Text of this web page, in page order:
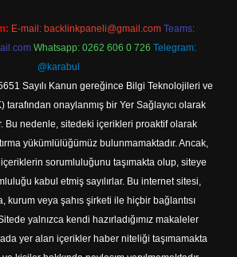
E-mail: backlinkpaneli@gmail.com Teams:
Whatsapp: 0262 606 0 726 Telegram:
@karabul
Sayılı Kanun gereğince Bilgi Teknolojileri ve
tarafından onaylanmış bir Yer Sağlayıcı olarak
Bu nedenle, sitedeki içerikleri proaktif olarak
yükümlülüğümüz bulunmamaktadır. Ancak,
sorumluluğunu taşımakta olup, siteye
kabul etmiş sayılırlar. Bu internet sitesi,
kurum veya şahıs şirketi ile hiçbir bağlantısı
yalnızca kendi hazırladığımız makaleler
yer alan içerikler haber niteliği taşımamakta